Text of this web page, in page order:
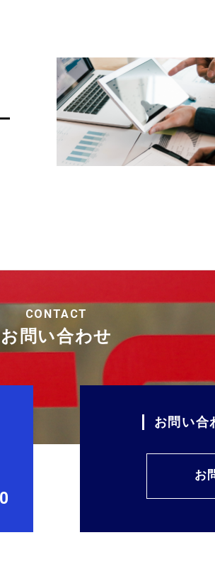
CONTACT
お問い合わせ
お問い合
お